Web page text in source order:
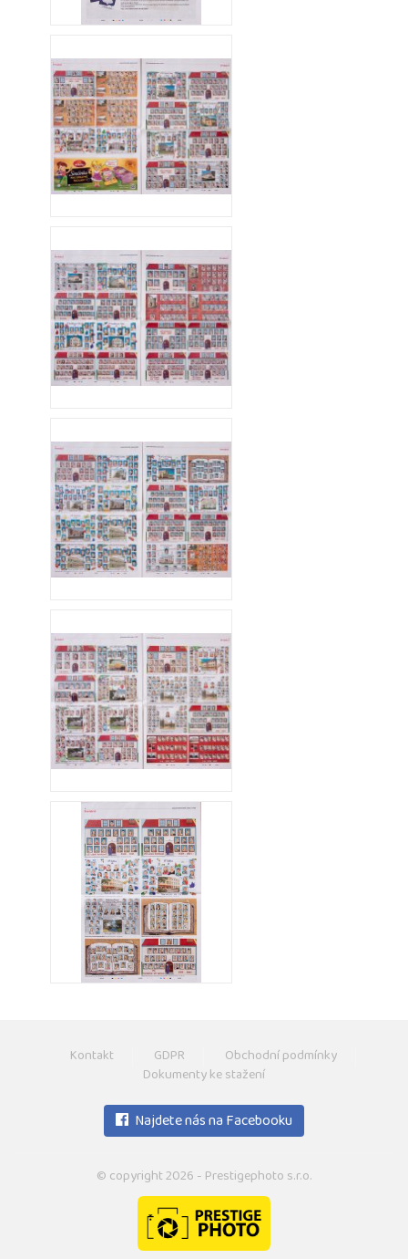
Kontakt GDPR Obchodní podmínky
Dokumenty ke stažení
Najdete nás na Facebooku
© copyright 2026 - Prestigephoto s.r.o.